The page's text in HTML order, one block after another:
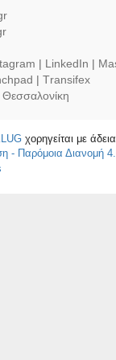
| LinkedIn |
| Τransifex
Θεσσαλονίκη
χορηγείται με άδεια
Παρόμοια Διανομή